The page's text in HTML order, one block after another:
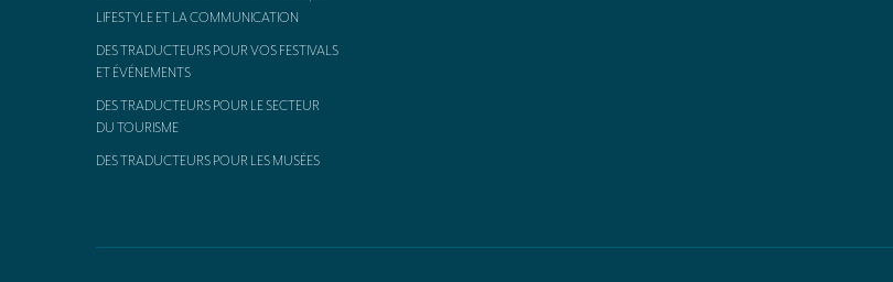
LIFESTYLE ET LA COMMUNICATION
DES TRADUCTEURS POUR VOS FESTIVALS
ET ÉVÉNEMENTS
DES TRADUCTEURS POUR LE SECTEUR
DU TOURISME
DES TRADUCTEURS POUR LES MUSÉES